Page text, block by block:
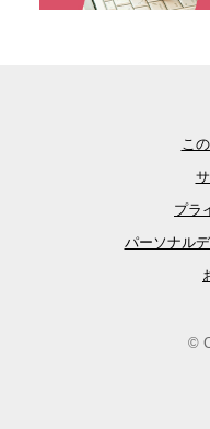
こ
プラ
パーソナル
©